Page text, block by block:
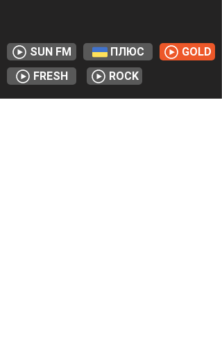
SUN FM
FRESH
ПЛЮС
GOLD
ROCK